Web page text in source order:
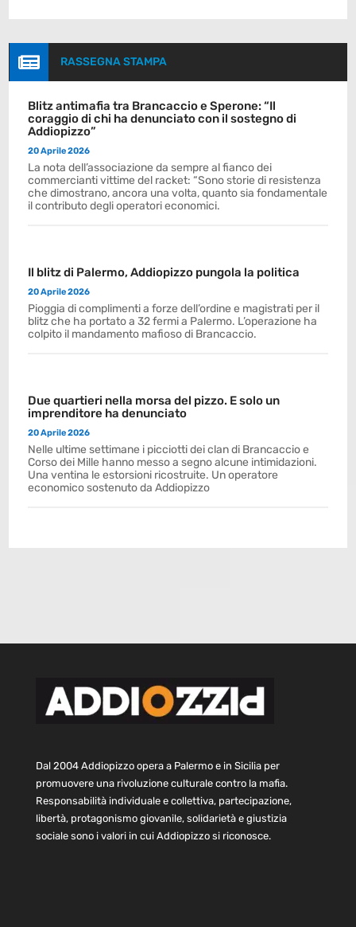
 RASSEGNA STAMPA
Blitz antimafia tra Brancaccio e Sperone: “Il
coraggio di chi ha denunciato con il sostegno di
Addiopizzo”
20 Aprile 2026
La nota dell’associazione da sempre al fianco dei
commercianti vittime del racket: “Sono storie di resistenza
che dimostrano, ancora una volta, quanto sia fondamentale
il contributo degli operatori economici.
Il blitz di Palermo, Addiopizzo pungola la politica
20 Aprile 2026
Pioggia di complimenti a forze dell’ordine e magistrati per il
blitz che ha portato a 32 fermi a Palermo. L’operazione ha
colpito il mandamento mafioso di Brancaccio.
Due quartieri nella morsa del pizzo. E solo un
imprenditore ha denunciato
20 Aprile 2026
Nelle ultime settimane i picciotti dei clan di Brancaccio e
Corso dei Mille hanno messo a segno alcune intimidazioni.
Una ventina le estorsioni ricostruite. Un operatore
economico sostenuto da Addiopizzo
Dal 2004 Addiopizzo opera a Palermo e in Sicilia per
promuovere una rivoluzione culturale contro la mafia.
Responsabilità individuale e collettiva, partecipazione,
libertà, protagonismo giovanile, solidarietà e giustizia
sociale sono i valori in cui Addiopizzo si riconosce.